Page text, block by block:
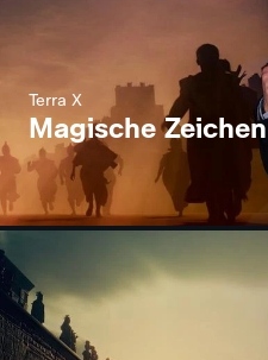
Terra X
Magische Zeichen